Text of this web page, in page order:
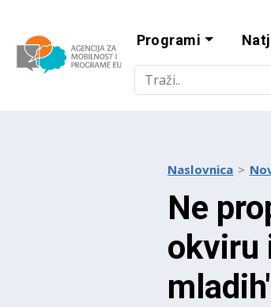
Agencija za
Programi
Naslovnica
Ne
okviru